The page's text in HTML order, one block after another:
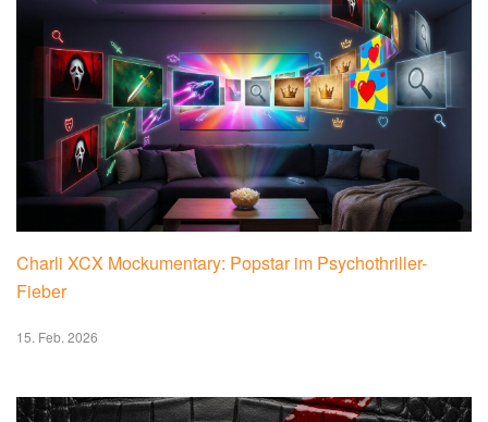
Charli XCX Mockumentary: Popstar im Psychothriller-
Fieber
15. Feb. 2026